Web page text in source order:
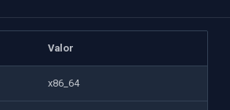
Valor
x86_64